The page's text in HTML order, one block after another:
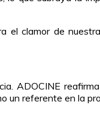
el clamor de
ADOCINE
referente en la